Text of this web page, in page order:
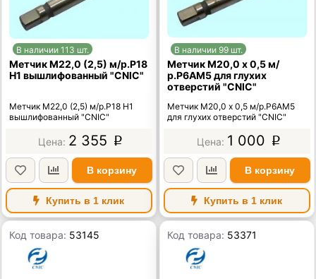
В наличии 113 шт.
Метчик М22,0 (2,5) м/р.Р18
H1 вышлифованный "CNIC"
Метчик М22,0 (2,5) м/р.Р18 H1
вышлифованный "CNIC"
2 355 p
В корзину
Купить в 1 клик
В наличии 99 шт.
Метчик М20,0 х 0,5 м/
р.Р6АМ5 для глухих
отверстий "CNIC"
Метчик М20,0 х 0,5 м/р.Р6АМ5
для глухих отверстий "CNIC"
1 000 p
В корзину
Купить в 1 клик
Код товара: 53145 Код товара: 53371